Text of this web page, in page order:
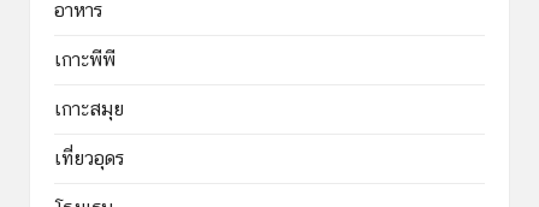
อาหาร
เกาะพีพี
เกาะสมุย
เที่ยวอุดร